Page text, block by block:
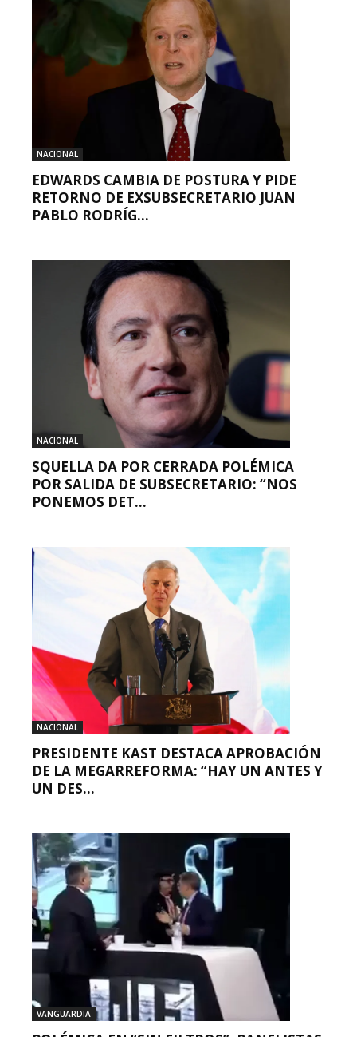
NACIONAL
EDWARDS CAMBIA DE POSTURA Y PIDE
RETORNO DE EXSUBSECRETARIO JUAN
PABLO RODRÍG...
NACIONAL
SQUELLA DA POR CERRADA POLÉMICA
POR SALIDA DE SUBSECRETARIO: “NOS
PONEMOS DET...
NACIONAL
PRESIDENTE KAST DESTACA APROBACIÓN
DE LA MEGARREFORMA: “HAY UN ANTES Y
UN DES...
VANGUARDIA